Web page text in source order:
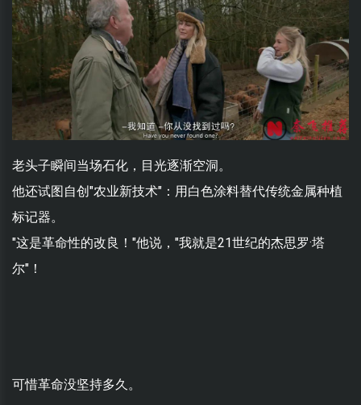
老头子瞬间当场石化，目光逐渐空洞。
他还试图自创"农业新技术"：用白色涂料替代传统金属种植
标记器。
"这是革命性的改良！"他说，"我就是21世纪的杰思罗·塔
尔"！
可惜革命没坚持多久。